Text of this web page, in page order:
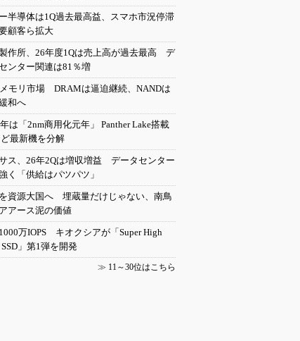
半導体は1Q過去最高益、スマホ市況停滞
顧客ら拡大
作所、26年度1Qは売上高が過去最高 デ
ンター関連は81％増
モリ市場 DRAMは逼迫継続、NANDは
和へ
は「2nm商用化元年」 Panther Lake搭載
最新機を分解
ス、26年2Qは増収増益 データセンター
く「供給はパツパツ」
資源大国へ 埋蔵量だけじゃない、南鳥
アース泥の価値
万IOPS キオクシアが「Super High
SSD」第1弾を開発
≫ 11～30位はこちら